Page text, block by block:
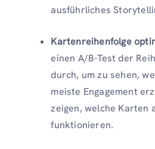
ausführliches
Kartenreihenfolge
einen A/B-Test der
durch, um zu sehen,
meiste Engagement
zeigen, welche Karten
funktionieren.